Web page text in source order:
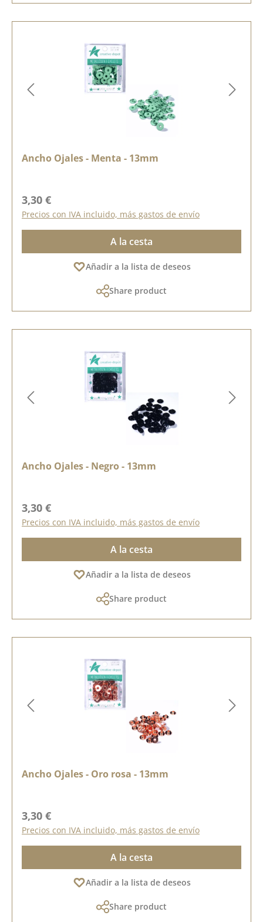
Ancho Ojales - Menta - 13mm
Precio normal:
3,30 €
Precios con IVA incluido, más gastos de envío
A la cesta
Añadir a la lista de deseos
Share product
Ancho Ojales - Negro - 13mm
Precio normal:
3,30 €
Precios con IVA incluido, más gastos de envío
A la cesta
Añadir a la lista de deseos
Share product
Ancho Ojales - Oro rosa - 13mm
Precio normal:
3,30 €
Precios con IVA incluido, más gastos de envío
A la cesta
Añadir a la lista de deseos
Share product